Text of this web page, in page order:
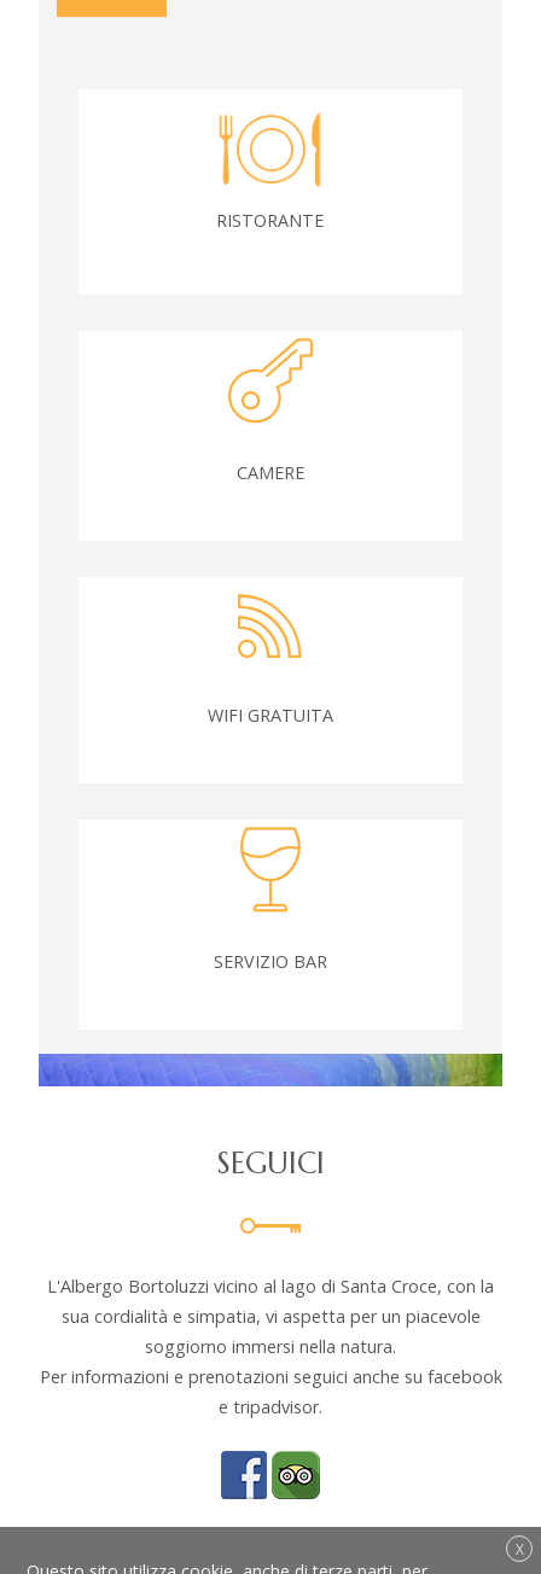
RISTORANTE
CAMERE
WIFI GRATUITA
SERVIZIO BAR
SEGUICI
L'Albergo Bortoluzzi vicino al lago di Santa Croce, con la
sua cordialità e simpatia, vi aspetta per un piacevole
soggiorno immersi nella natura.
Per informazioni e prenotazioni seguici anche su facebook
e tripadvisor.
X